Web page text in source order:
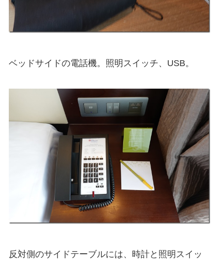
ベッドサイドの電話機。照明スイッチ、USB。
反対側のサイドテーブルには、時計と照明スイッ